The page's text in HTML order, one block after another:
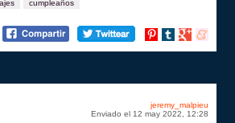
cumpleaños
Compartir
Compartir
Compartir
Compartir
jeremy_malpieu
Enviado el 12 may 2022, 12:28